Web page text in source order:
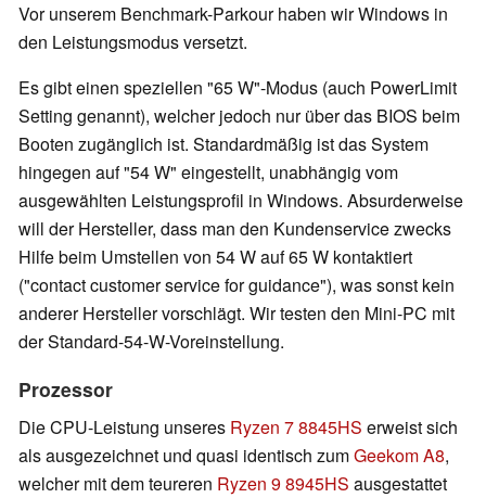
Vor unserem Benchmark-Parkour haben wir Windows in
den Leistungsmodus versetzt.
Es gibt einen speziellen "65 W"-Modus (auch PowerLimit
Setting genannt), welcher jedoch nur über das BIOS beim
Booten zugänglich ist. Standardmäßig ist das System
hingegen auf "54 W" eingestellt, unabhängig vom
ausgewählten Leistungsprofil in Windows. Absurderweise
will der Hersteller, dass man den Kundenservice zwecks
Hilfe beim Umstellen von 54 W auf 65 W kontaktiert
("contact customer service for guidance"), was sonst kein
anderer Hersteller vorschlägt. Wir testen den Mini-PC mit
der Standard-54-W-Voreinstellung.
Prozessor
Die CPU-Leistung unseres Ryzen 7 8845HS erweist sich
als ausgezeichnet und quasi identisch zumGeekom A8,
welcher mit dem teureren Ryzen 9 8945HS ausgestattet